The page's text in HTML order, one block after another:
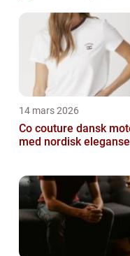
14 mars 2026
Co couture dansk mote
med nordisk eleganse